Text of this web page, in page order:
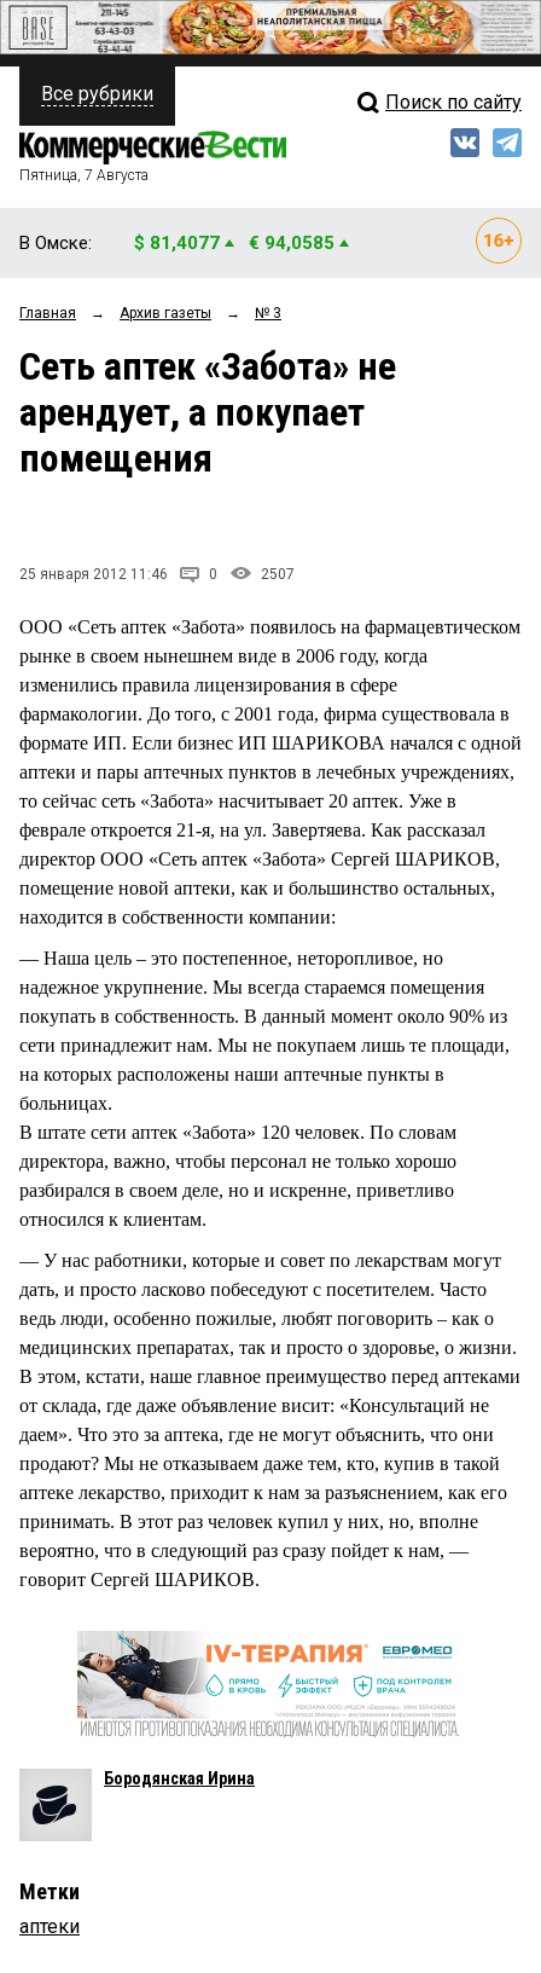
ПОЛИТИКА
ФИНАНСЫ
ОБЩЕСТВО
ЗАКОН
НОВОСТИ КОМПАНИЙ
Свежий выпуск
Рейтинги
Блоги
Все рубрики Поиск по сайту
Пятница, 7 Августа
В Омске: $ 81,4077 € 94,0585
Главная → Архив газеты → № 3
Сеть аптек «Забота» не
арендует, а покупает
помещения
25 января 2012 11:46 0 2507
ООО «Сеть аптек «Забота» появилось на фармацевтическом
рынке в своем нынешнем виде в 2006 году, когда
изменились правила лицензирования в сфере
фармакологии. До того, с 2001 года, фирма существовала в
формате ИП. Если бизнес ИП ШАРИКОВА начался с одной
аптеки и пары аптечных пунктов в лечебных учреждениях,
то сейчас сеть «Забота» насчитывает 20 аптек. Уже в
феврале откроется 21-я, на ул. Завертяева. Как рассказал
директор ООО «Сеть аптек «Забота» Сергей ШАРИКОВ,
помещение новой аптеки, как и большинство остальных,
находится в собственности компании:
— Наша цель – это постепенное, неторопливое, но
надежное укрупнение. Мы всегда стараемся помещения
покупать в собственность. В данный момент около 90% из
сети принадлежит нам. Мы не покупаем лишь те площади,
на которых расположены наши аптечные пункты в
больницах.
В штате сети аптек «Забота» 120 человек. По словам
директора, важно, чтобы персонал не только хорошо
разбирался в своем деле, но и искренне, приветливо
относился к клиентам.
— У нас работники, которые и совет по лекарствам могут
дать, и просто ласково побеседуют с посетителем. Часто
ведь люди, особенно пожилые, любят поговорить – как о
медицинских препаратах, так и просто о здоровье, о жизни.
В этом, кстати, наше главное преимущество перед аптеками
от склада, где даже объявление висит: «Консультаций не
даем». Что это за аптека, где не могут объяснить, что они
продают? Мы не отказываем даже тем, кто, купив в такой
аптеке лекарство, приходит к нам за разъяснением, как его
принимать. В этот раз человек купил у них, но, вполне
вероятно, что в следующий раз сразу пойдет к нам, —
говорит Сергей ШАРИКОВ.
Бородянская Ирина
Метки
аптеки